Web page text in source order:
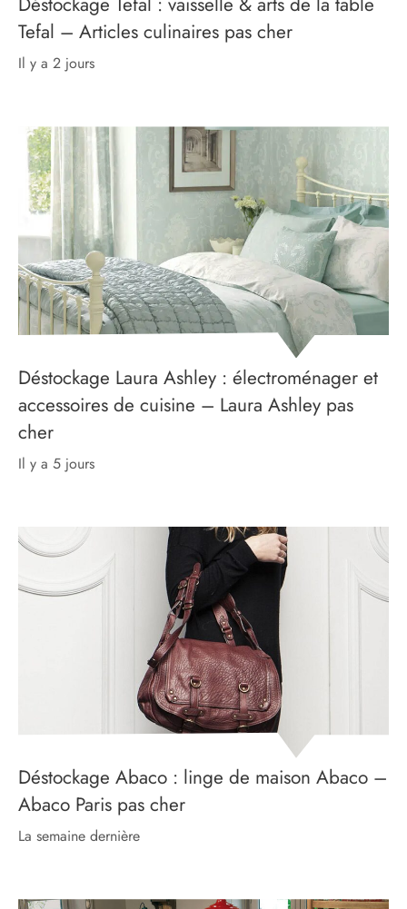
Tefal – Articles culinaires pas cher
il y a 2 jours
Déstockage Laura Ashley : électroménager et
accessoires de cuisine – Laura Ashley pas
cher
il y a 5 jours
Déstockage Abaco : linge de maison Abaco –
Abaco Paris pas cher
la semaine dernière